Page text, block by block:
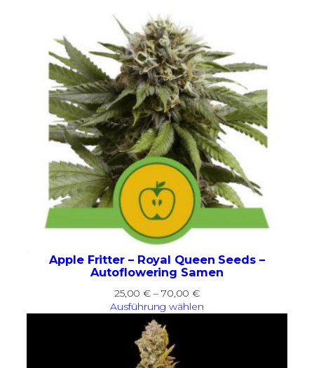
Apple Fritter – Royal Queen Seeds –
Autoflowering Samen
25,00€ – 70,00€Preisspanne:
25,00 €
Ausführung wählen